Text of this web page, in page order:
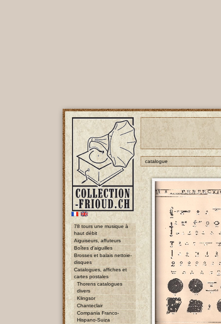
78 tours une musique à
haut débit
Aiguiseurs, affuteurs
Boîtes d'aiguilles
Brosses et balais nettoie-
disques
Catalogues, affiches et
cartes postales
Thorens catalogues
divers
Klingsor
Chanteclair
Compania Franco-
Hispano-Suiza
catalogue